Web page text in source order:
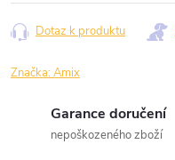
Dotaz k produktu
Značka:Amix
Garance doručení
nepoškozeného zboží